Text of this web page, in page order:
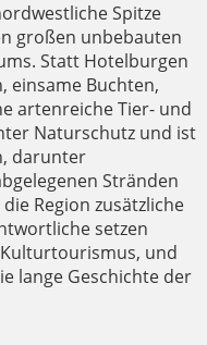
Spitze
großen unbebauten
Statt Hotelburgen
einsame Buchten,
artenreiche Tier- und
Naturschutz und ist
darunter
Stränden
Region zusätzliche
setzen
und
lange Geschichte der